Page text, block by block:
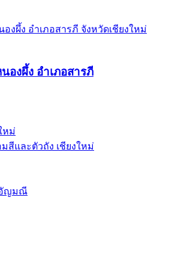
องผึ้ง อำเภอสารภี
หม่
สีและตัวถัง เชียงใหม่
อัญมณี